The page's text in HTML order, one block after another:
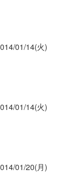
01/14(火)
01/14(火)
01/20(月)